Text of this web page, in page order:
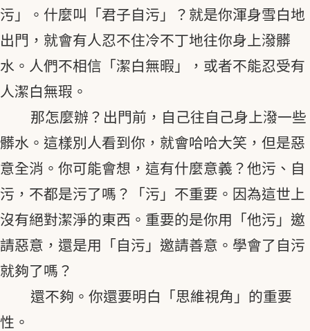
污」。什麼叫「君子自污」？就是你渾身雪白地
出門，就會有人忍不住冷不丁地往你身上潑髒
水。人們不相信「潔白無暇」，或者不能忍受有
人潔白無瑕。
那怎麼辦？出門前，自己往自己身上潑一些
髒水。這樣別人看到你，就會哈哈大笑，但是惡
意全消。你可能會想，這有什麼意義？他污、自
污，不都是污了嗎？「污」不重要。因為這世上
沒有絕對潔淨的東西。重要的是你用「他污」邀
請惡意，還是用「自污」邀請善意。學會了自污
就夠了嗎？
還不夠。你還要明白「思維視角」的重要
性。